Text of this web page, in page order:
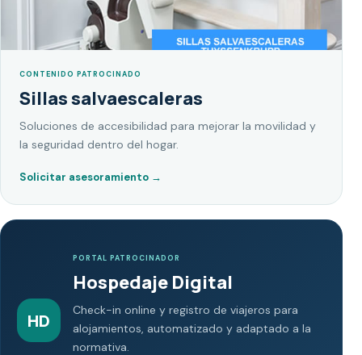
CONTENIDO PATROCINADO
Sillas salvaescaleras
Soluciones de accesibilidad para mejorar la movilidad y
la seguridad dentro del hogar.
Solicitar asesoramiento →
HD
PORTAL PATROCINADOR
Hospedaje Digital
Check-in online y registro de viajeros para
alojamientos, automatizado y adaptado a la
normativa.